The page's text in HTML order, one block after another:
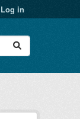
Log in